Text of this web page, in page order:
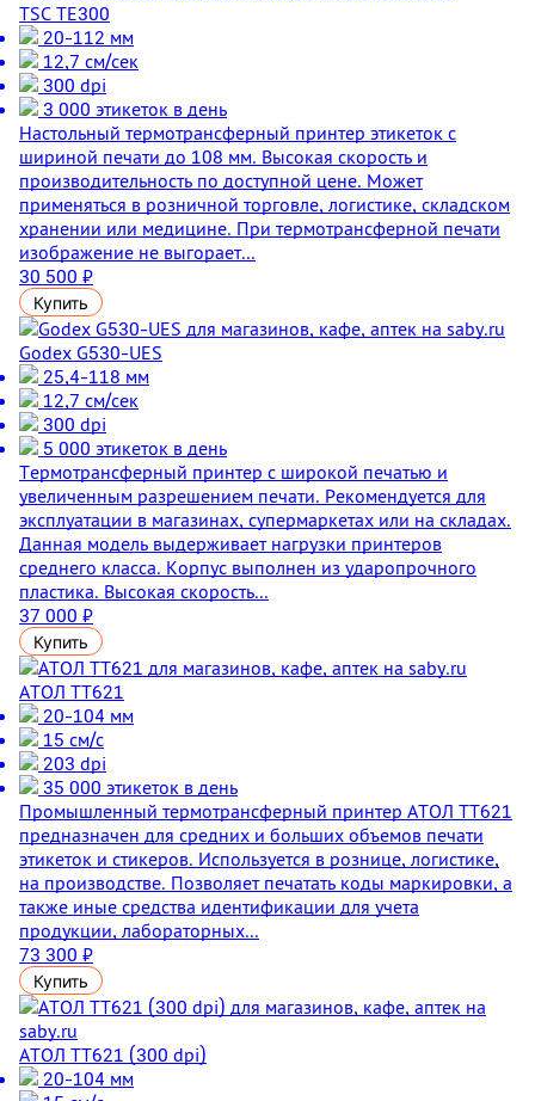
TSC TE300
20-112 мм
12,7 см/сек
300 dpi
3 000 этикеток в день
Настольный термотрансферный принтер этикеток с
шириной печати до 108 мм. Высокая скорость и
производительность по доступной цене. Может
применяться в розничной торговле, логистике, складском
хранении или медицине. При термотрансферной печати
изображение не выгорает...
30 500 ₽
Купить
Godex G530-UES
25,4-118 мм
12,7 см/сек
300 dpi
5 000 этикеток в день
Термотрансферный принтер с широкой печатью и
увеличенным разрешением печати. Рекомендуется для
эксплуатации в магазинах, супермаркетах или на складах.
Данная модель выдерживает нагрузки принтеров
среднего класса. Корпус выполнен из ударопрочного
пластика. Высокая скорость...
37 000 ₽
Купить
АТОЛ TT621
20-104 мм
15 см/с
203 dpi
35 000 этикеток в день
Промышленный термотрансферный принтер АТОЛ ТТ621
предназначен для средних и больших объемов печати
этикеток и стикеров. Используется в рознице, логистике,
на производстве. Позволяет печатать коды маркировки, а
также иные средства идентификации для учета
продукции, лабораторных...
73 300 ₽
Купить
АТОЛ TT621 (300 dpi)
20-104 мм